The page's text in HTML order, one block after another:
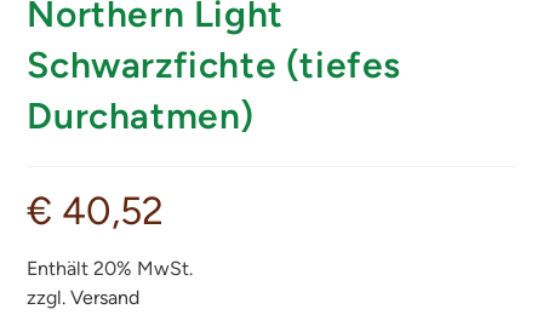
Northern Light
Schwarzfichte (tiefes
Durchatmen)
€ 40,52
Enthält 20% MwSt.
zzgl.Versand